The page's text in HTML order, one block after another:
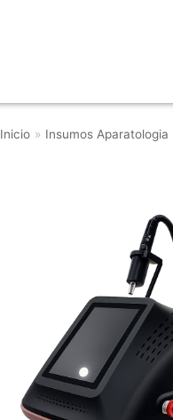
Inicio » Insumos Aparatologia